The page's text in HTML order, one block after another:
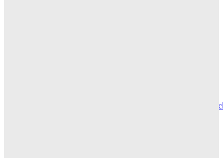
Hotel de Rome – Berlins elegante Adresse zwischen